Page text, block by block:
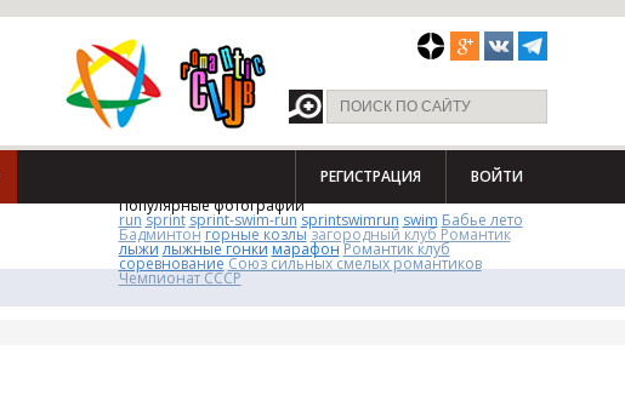
РЕГИСТРАЦИЯ ВОЙТИ
Популярные фотографии
run sprint sprint-swim-run sprintswimrun swim Бабье лето
Бадминтонгорные козлызагородный клуб Романтик
лыжилыжные гонкимарафон Романтик клуб
соревнованиеСоюз сильных смелых романтиков
Чемпионат СССР